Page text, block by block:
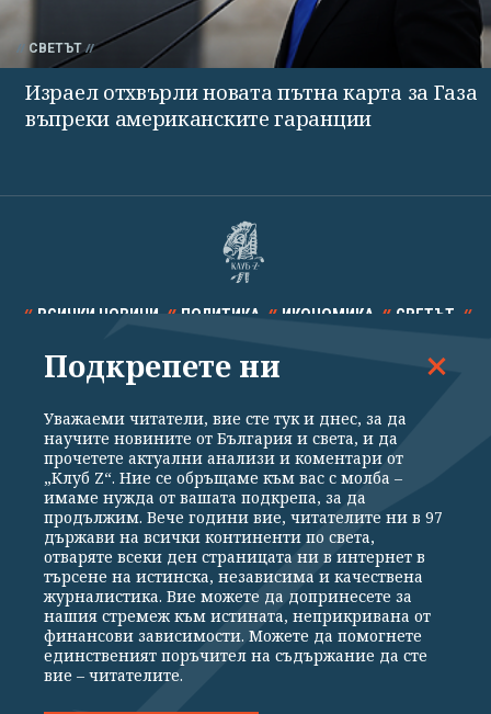
СВЕТЪТ
Израел отхвърли новата пътна карта за Газа
въпреки американските гаранции
ВСИЧКИ НОВИНИ ПОЛИТИКА ИКОНОМИКА СВЕТЪТ
СПОРТ КУЛТУРА ТЕХНОЛОГИИ КАЛЕЙДОСКОП
Общи условия
Политика за поверителност
Реклама
Партньори Контакти
За Клуб Z
Екип
Подкрепете ни
Издател на www.clubz.bg е „Клуб Зебра Медия“ ЕООД, София, ул. "Алеко
Константинов" 3. Всички права запазени 2026 „Клуб Зебра Медия“
Препечатването на материали, снимки и видео от www.clubz.bg без
Подкрепете ни
Уважаеми читатели, вие сте тук и днес, за да
научите новините от България и света, и да
прочетете актуални анализи и коментари от
„Клуб Z“. Ние се обръщаме към вас с молба –
имаме нужда от вашата подкрепа, за да
продължим. Вече години вие, читателите ни в 97
държави на всички континенти по света,
отваряте всеки ден страницата ни в интернет в
търсене на истинска, независима и качествена
журналистика. Вие можете да допринесете за
нашия стремеж към истината, неприкривана от
финансови зависимости. Можете да помогнете
единственият поръчител на съдържание да сте
вие – читателите.